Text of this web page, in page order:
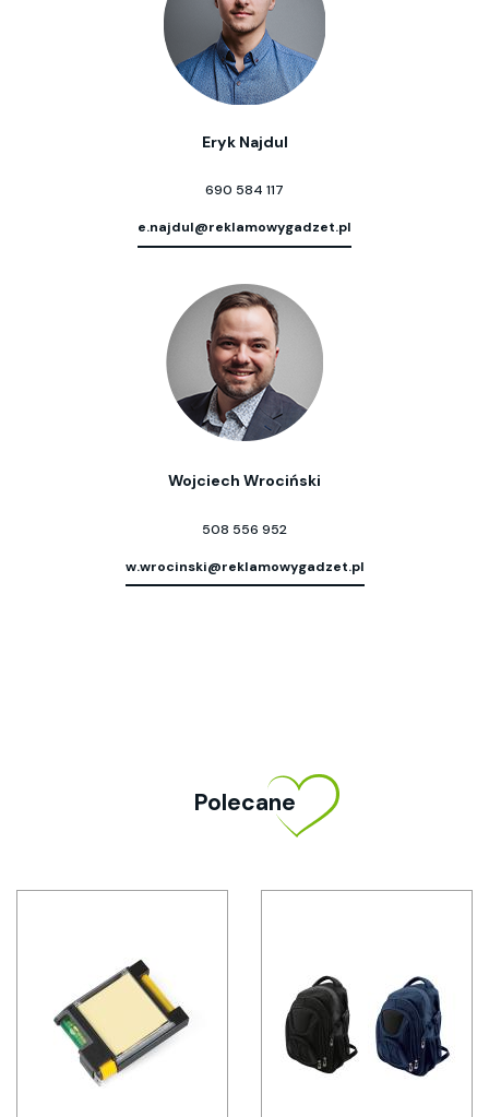
Eryk Najdul
690 584 117
e.najdul@reklamowygadzet.pl
Wojciech Wrociński
508 556 952
w.wrocinski@reklamowygadzet.pl
Polecane